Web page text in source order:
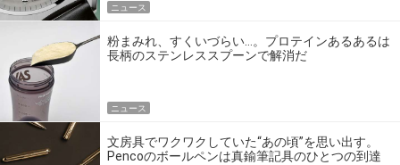
ニュース
粉まみれ、すくいづらい…。プロテインあるあるは
長柄のステンレススプーンで解消だ
ニュース
文房具でワクワクしていた“あの頃”を思い出す。
Pencoのボールペンは真鍮筆記具のひとつの到達